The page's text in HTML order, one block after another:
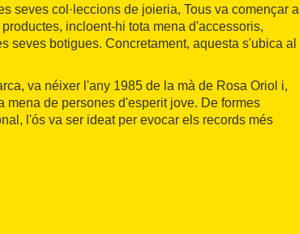
seves col·leccions de joieria, Tous va començar a
incloent-hi tota mena d'accessoris,
seves botigues. Concretament, aquesta s'ubica al
va néixer l'any 1985 de la mà de Rosa Oriol i,
mena de persones d'esperit jove. De formes
l'ós va ser ideat per evocar els records més